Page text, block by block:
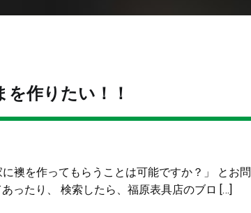
作りたい！！
襖を作ってもらうことは可能ですか？」 とお問
ったり、 検索したら、福原表具店のブロ […]